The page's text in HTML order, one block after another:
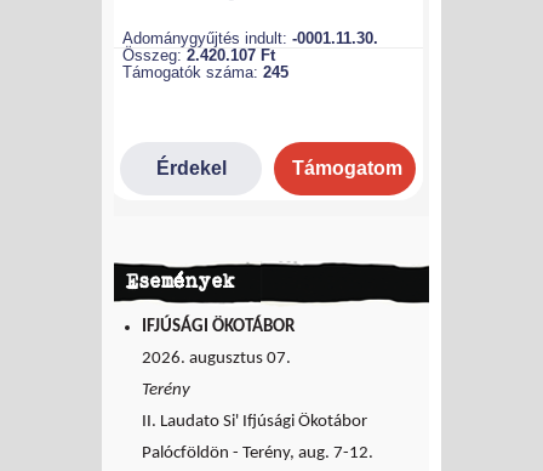
Események
IFJÚSÁGI ÖKOTÁBOR
2026. augusztus 07.
Terény
II. Laudato Si' Ifjúsági Ökotábor
Palócföldön - Terény, aug. 7-12.